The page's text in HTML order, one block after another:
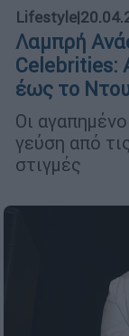
Lifestyle|
Λαμπρή
Celebrities:
έως το
Οι
γεύση από
στιγμές